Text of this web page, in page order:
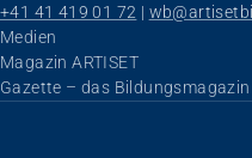
+41 41 419 01 72 |
Navigation überspringen
Medien
Magazin ARTISET
Gazette – das Bildungsmagazin